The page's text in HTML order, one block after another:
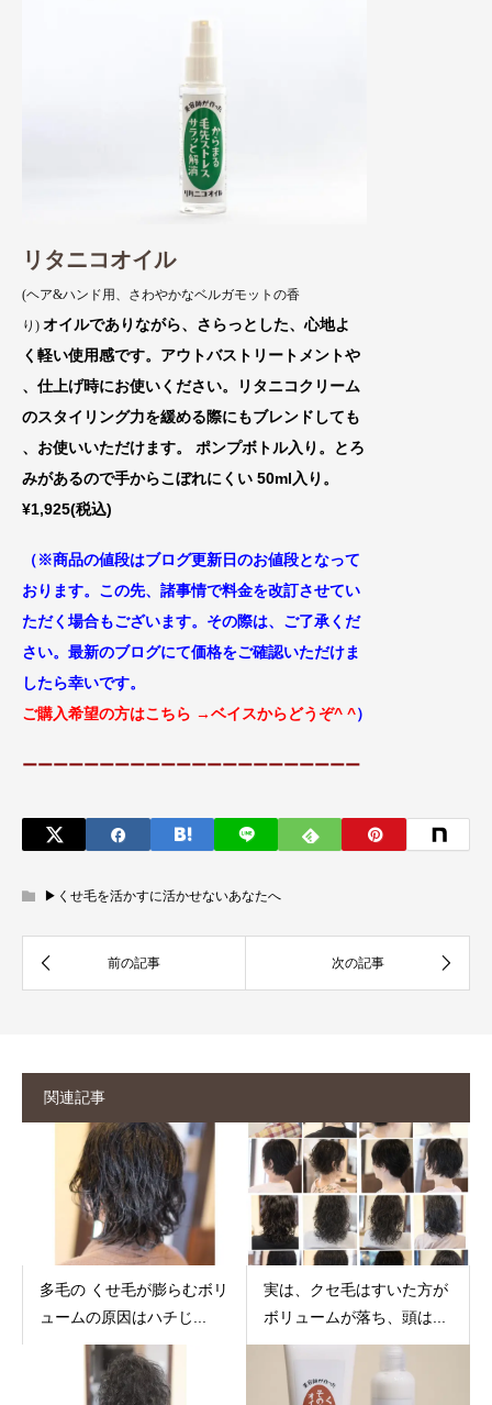
リタニコオイル
(ヘア&ハンド用、さわやかなベルガモットの香
り) オイルでありながら、さらっとした、心地よ
く軽い使用感です。アウトバスト リートメントや
、仕上げ時にお使いください。リタニコクリーム
のスタイリング力を緩める際にもブレンドしても
、お使いいただけます。 ポンプボトル入り。とろ
みがあるので手からこぼれにくい 50ml入り。
¥1,925(税込)
（※商品の値段はブログ更新日のお値段となって
おります。この先、諸事情で料金を改訂させてい
ただく場合もございます。 その際は、ご了承くだ
さい。最新のブログにて価格をご確認いただけま
したら幸いです。
ご購入希望の方はこちら →ベイスからどうぞ^ ^）
ーーーーーーーーーーーーーーーーーーーーーー
▶︎くせ毛を活かすに活かせないあなたへ
関連記事
多毛の くせ毛が膨らむボリ
ュームの原因はハチじ...
実は、クセ毛はすいた方が
ボリュームが落ち、頭は...